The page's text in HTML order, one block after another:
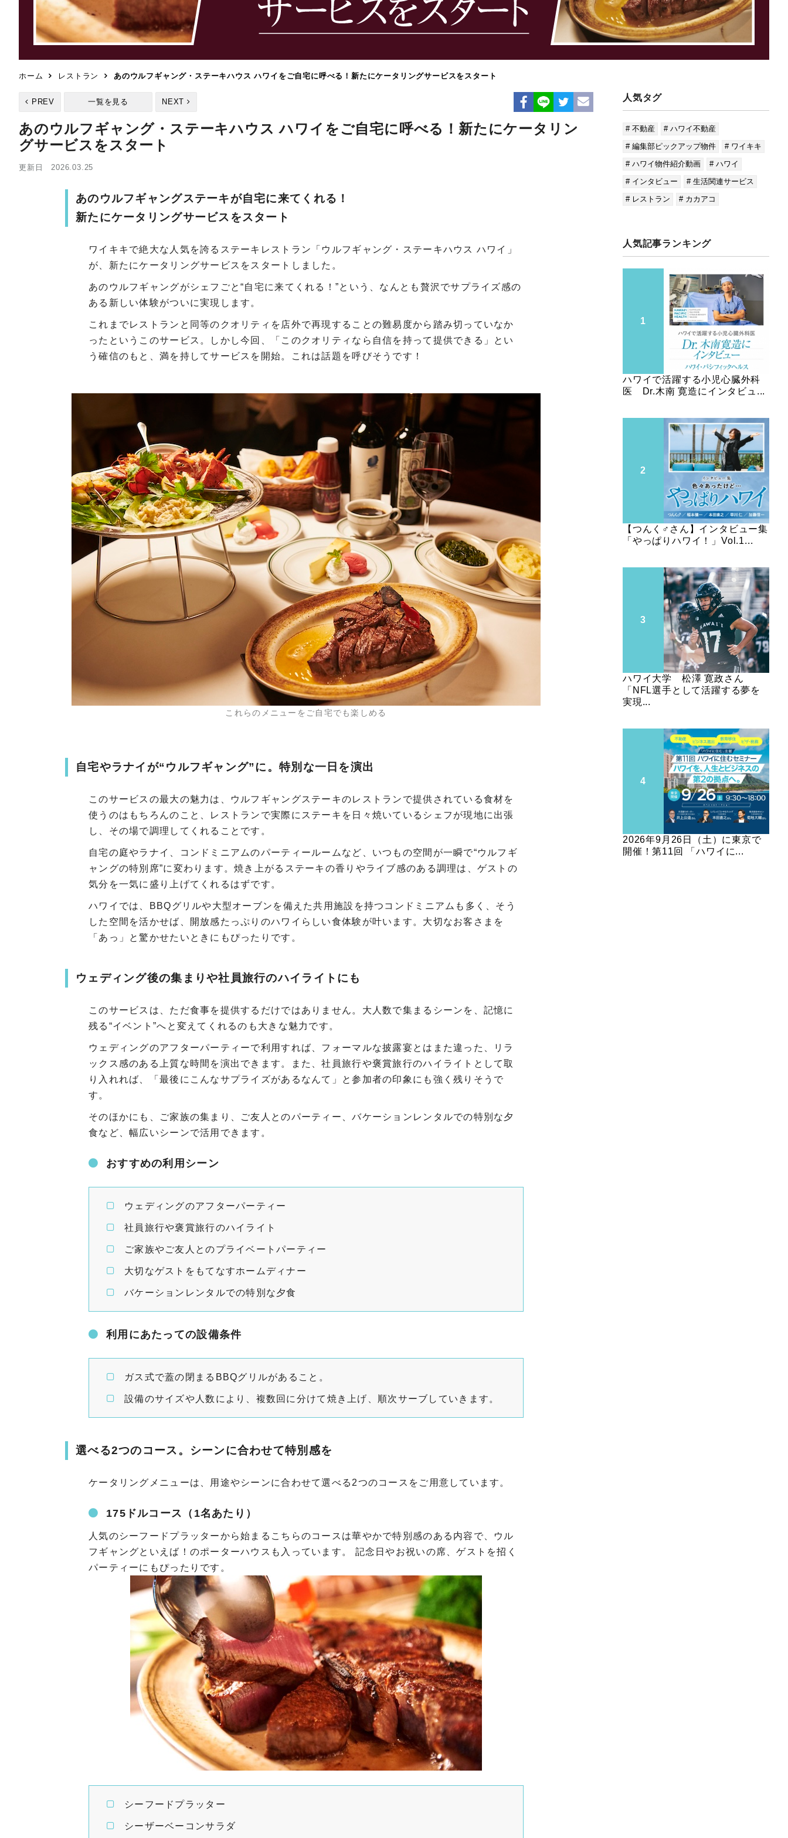
ホーム レストラン あのウルフギャング・ステーキハウス ハワイをご自宅に呼べる！新たにケータリングサービスをスタート
PREV 一覧を見る NEXT
あのウルフギャング・ステーキハウス ハワイをご自宅に呼べる！新たにケータリン
グサービスをスタート
更新日 2026.03.25
あのウルフギャングステーキが自宅に来てくれる！
新たにケータリングサービスをスタート
ワイキキで絶大な人気を誇るステーキレストラン「ウルフギャング・ステーキハウス ハワイ」
が、新たにケータリングサービスをスタートしました。
あのウルフギャングがシェフごと“自宅に来てくれる！”という、なんとも贅沢でサプライズ感の
ある新しい体験がついに実現します。
これまでレストランと同等のクオリティを店外で再現することの難易度から踏み切っていなか
ったというこのサービス。しかし今回、「このクオリティなら自信を持って提供できる」とい
う確信のもと、満を持してサービスを開始。これは話題を呼びそうです！
これらのメニューをご自宅でも楽しめる
自宅やラナイが“ウルフギャング”に。特別な一日を演出
このサービスの最大の魅力は、ウルフギャングステーキのレストランで提供されている食材を
使うのはもちろんのこと、レストランで実際にステーキを日々焼いているシェフが現地に出張
し、その場で調理してくれることです。
自宅の庭やラナイ、コンドミニアムのパーティールームなど、いつもの空間が一瞬で“ウルフギ
ャングの特別席”に変わります。焼き上がるステーキの香りやライブ感のある調理は、ゲストの
気分を一気に盛り上げてくれるはずです。
ハワイでは、BBQグリルや大型オーブンを備えた共用施設を持つコンドミニアムも多く、そう
した空間を活かせば、開放感たっぷりのハワイらしい食体験が叶います。大切なお客さまを
「あっ」と驚かせたいときにもぴったりです。
ウェディング後の集まりや社員旅行のハイライトにも
このサービスは、ただ食事を提供するだけではありません。大人数で集まるシーンを、記憶に
残る“イベント”へと変えてくれるのも大きな魅力です。
ウェディングのアフターパーティーで利用すれば、フォーマルな披露宴とはまた違った、リラ
ックス感のある上質な時間を演出できます。また、社員旅行や褒賞旅行のハイライトとして取
り入れれば、「最後にこんなサプライズがあるなんて」と参加者の印象にも強く残りそうで
す。
そのほかにも、ご家族の集まり、ご友人とのパーティー、バケーションレンタルでの特別な夕
食など、幅広いシーンで活用できます。
おすすめの利用シーン
ウェディングのアフターパーティー
社員旅行や褒賞旅行のハイライト
ご家族やご友人とのプライベートパーティー
大切なゲストをもてなすホームディナー
バケーションレンタルでの特別な夕食
利用にあたっての設備条件
ガス式で蓋の閉まるBBQグリルがあること。
設備のサイズや人数により、複数回に分けて焼き上げ、順次サーブしていきます。
選べる2つのコース。シーンに合わせて特別感を
ケータリングメニューは、用途やシーンに合わせて選べる2つのコースをご用意しています。
175ドルコース（1名あたり）
人気のシーフードプラッターから始まるこちらのコースは華やかで特別感のある内容で、ウル
フギャングといえば！のポーターハウスも入っています。 記念日やお祝いの席、ゲストを招く
パーティーにもぴったりです。
シーフードプラッター
シーザーベーコンサラダ
人気タグ
# 不動産
# ハワイ不動産
# 編集部ピックアップ物件
# ワイキキ
# ハワイ物件紹介動画
# ハワイ
# インタビュー
# 生活関連サービス
# レストラン
# カカアコ
人気記事ランキング
ハワイで活躍する小児心臓外科
医 Dr.木南 寛造にインタビュ...
【つんく♂さん】インタビュー集
「やっぱりハワイ！」Vol.1...
ハワイ大学 松澤 寛政さん
「NFL選手として活躍する夢を
実現...
2026年9月26日（土）に東京で
開催！第11回 「ハワイに...